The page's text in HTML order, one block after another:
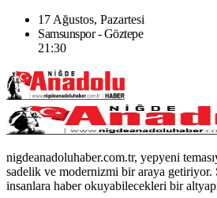
17 Ağustos, Pazartesi
Samsunspor - Göztepe
21:30
nigdeanadoluhaber.com.tr, yepyeni
sadelik ve modernizmi bir araya getiriyor.
insanlara haber okuyabilecekleri bir